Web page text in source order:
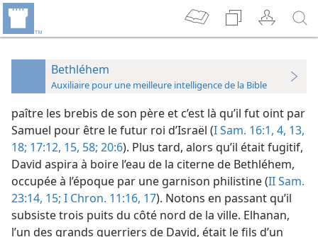
Bethléhem
Auxiliaire pour une meilleure intelligence de la Bible
paître les brebis de son père et c’est là qu’il fut oint par
Samuel pour être le futur roi d’Israël (I Sam. 16:1, 4, 13,
18; 17:12, 15, 58; 20:6). Plus tard, alors qu’il était fugitif,
David aspira à boire l’eau de la citerne de Bethléhem,
occupée à l’époque par une garnison philistine (II Sam.
23:14, 15; I Chron. 11:16, 17). Notons en passant qu’il
subsiste trois puits du côté nord de la ville. Elhanan,
l’un des grands guerriers de David, était le fils d’un